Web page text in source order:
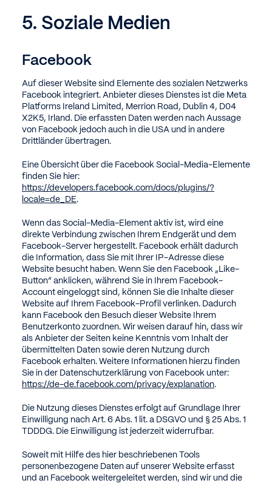
5. Soziale Medien
Facebook
Auf dieser Website sind Elemente des sozialen Netzwerks
Facebook integriert. Anbieter dieses Dienstes ist die Meta
Platforms Ireland Limited, Merrion Road, Dublin 4, D04
X2K5, Irland. Die erfassten Daten werden nach Aussage
von Facebook jedoch auch in die USA und in andere
Drittländer übertragen.
Eine Übersicht über die Facebook Social-Media-Elemente
finden Sie hier:
https://developers.facebook.com/docs/plugins/?
locale=de_DE.
Wenn das Social-Media-Element aktiv ist, wird eine
direkte Verbindung zwischen Ihrem Endgerät und dem
Facebook-Server hergestellt. Facebook erhält dadurch
die Information, dass Sie mit Ihrer IP-Adresse diese
Website besucht haben. Wenn Sie den Facebook „Like-
Button“ anklicken, während Sie in Ihrem Facebook-
Account eingeloggt sind, können Sie die Inhalte dieser
Website auf Ihrem Facebook-Profil verlinken. Dadurch
kann Facebook den Besuch dieser Website Ihrem
Benutzerkonto zuordnen. Wir weisen darauf hin, dass wir
als Anbieter der Seiten keine Kenntnis vom Inhalt der
übermittelten Daten sowie deren Nutzung durch
Facebook erhalten. Weitere Informationen hierzu finden
Sie in der Datenschutzerklärung von Facebook unter:
https://de-de.facebook.com/privacy/explanation.
Die Nutzung dieses Dienstes erfolgt auf Grundlage Ihrer
Einwilligung nach Art. 6 Abs. 1 lit. a DSGVO und § 25 Abs. 1
TDDDG. Die Einwilligung ist jederzeit widerrufbar.
Soweit mit Hilfe des hier beschriebenen Tools
personenbezogene Daten auf unserer Website erfasst
und an Facebook weitergeleitet werden, sind wir und die